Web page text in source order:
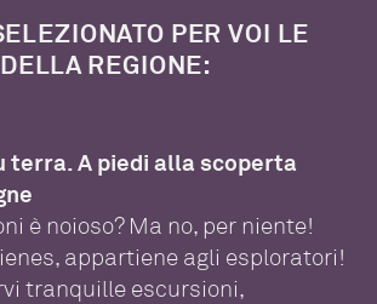
PER VOI LE
REGIONE:
terra. A piedi alla scoperta
è noioso? Ma no, per niente!
appartiene agli esploratori!
tranquille escursioni,